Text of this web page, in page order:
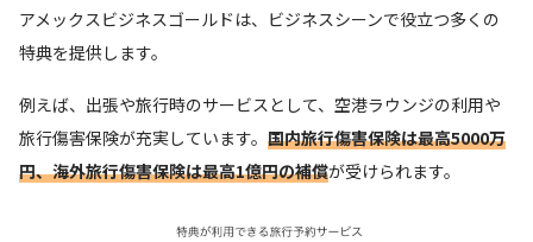
アメックスビジネスゴールドは、ビジネスシーンで役立つ多くの
特典を提供します。
例えば、出張や旅行時のサービスとして、空港ラウンジの利用や
旅行傷害保険が充実しています。 国内旅行傷害保険は最高5000万
円、海外旅行傷害保険は最高1億円の補償が受けられます。